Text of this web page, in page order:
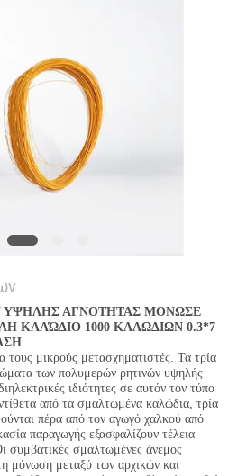
ΥΨΗΛΗΣ ΑΓΝΟΤΗΤΑΣ ΜΟΝΩΣΕ
ΚΑΛΏΔΙΟ 1000 ΚΑΛΩΔΙΩΝ 0.3*7
τους μικρούς μετασχηματιστές. Τα τρία
των πολυμερών ρητινών υψηλής
ιδιότητες σε αυτόν τον τύπο
από τα σμαλτωμένα καλώδια, τρία
πέρα από τον αγωγό χαλκού από
παραγωγής εξασφαλίζουν τέλεια
συμβατικές σμαλτωμένες άνεμος
μόνωση μεταξύ των αρχικών και